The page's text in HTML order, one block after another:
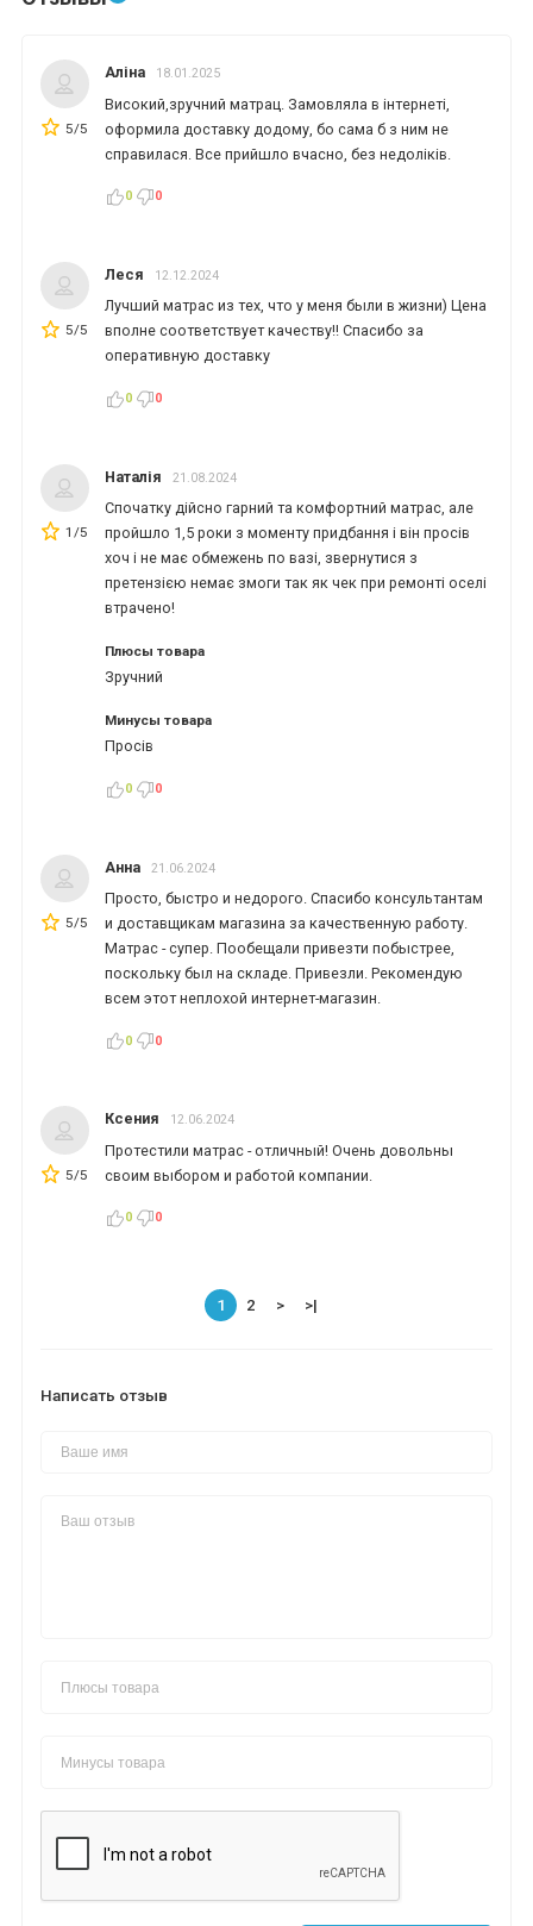
5/5
Аліна 18.01.2025
Високий,зручний матрац. Замовляла в інтернеті,
оформила доставку додому, бо сама б з ним не
справилася. Все прийшло вчасно, без недоліків.
0 0
5/5
Леся 12.12.2024
Лучший матрас из тех, что у меня были в жизни) Цена
вполне соответствует качеству!! Спасибо за
оперативную доставку
0 0
1/5
Наталія 21.08.2024
Спочатку дійсно гарний та комфортний матрас, але
пройшло 1,5 роки з моменту придбання і він просів
хоч і не має обмежень по вазі, звернутися з
претензією немає змоги так як чек при ремонті оселі
втрачено!
Плюсы товара
Зручний
Минусы товара
Просів
0 0
5/5
Анна 21.06.2024
Просто, быстро и недорого. Спасибо консультантам
и доставщикам магазина за качественную работу.
Матрас - супер. Пообещали привезти побыстрее,
поскольку был на складе. Привезли. Рекомендую
всем этот неплохой интернет-магазин.
0 0
5/5
Ксения 12.06.2024
Протестили матрас - отличный! Очень довольны
своим выбором и работой компании.
0 0
1 2 > >|
Написать отзыв
**
*
*